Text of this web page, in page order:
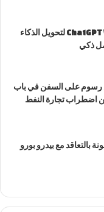
أوبن إيه آي تطلق ChatGPT Work لتحويل الذكاء
ذكي
رسوم على السفن في باب
تجارة النفط
بالتعاقد مع بيدرو بورو